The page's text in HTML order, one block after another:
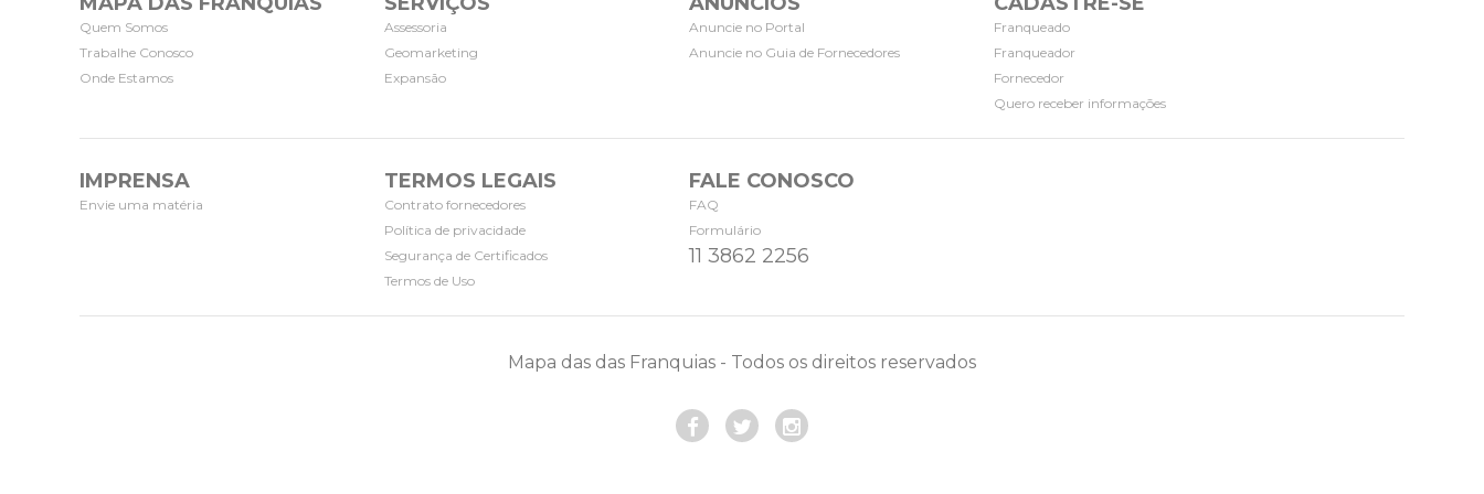
Quem Somos
Trabalhe Conosco
Onde Estamos
Assessoria
Geomarketing
Expansão
Anuncie no Portal
Anuncie no Guia de Fornecedores
Franqueado
Franqueador
Fornecedor
Quero receber informações
IMPRENSA
Envie uma matéria
TERMOS LEGAIS
Contrato fornecedores
Política de privacidade
Segurança de Certificados
Termos de Uso
FALE CONOSCO
FAQ
Formulário
11 3862 2256
Mapa das das Franquias - Todos os direitos reservados